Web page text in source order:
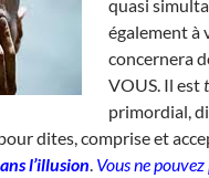
quasi
également à
concernera
VOUS. Il est
primordial,
dites, comprise et
l’illusion Vous ne